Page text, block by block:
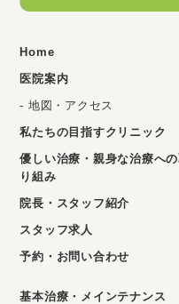
Home
医院案内
地図・アクセス
私たちの目指すクリニック
優しい治療・親身な治療への
り組み
院長・スタッフ紹介
スタッフ求人
予約・お問い合わせ
基本治療・メインテナンス